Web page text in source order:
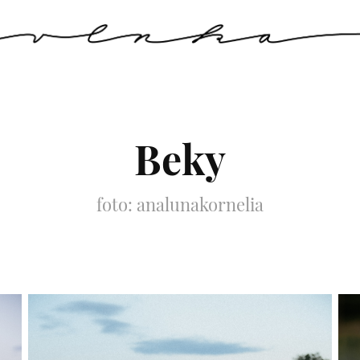
Beky
foto: analunakornelia